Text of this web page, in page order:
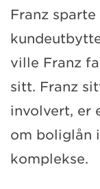
Franz
ville Franz
sitt. Franz
involvert, er
om boliglån
komplekse.